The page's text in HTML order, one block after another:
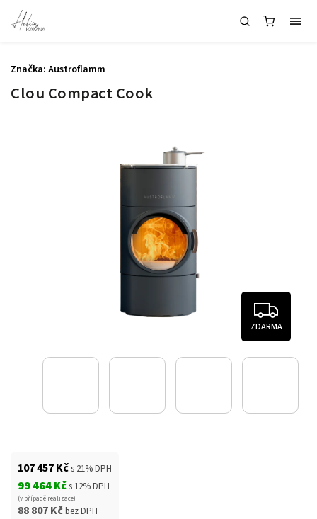
Clou Compact Cook
ZDARMA
107 457 Kčs 21% DPH
99 464 Kčs 12% DPH
(v případě realizace)
88 807 Kčbez DPH
Značka: Austroflamm